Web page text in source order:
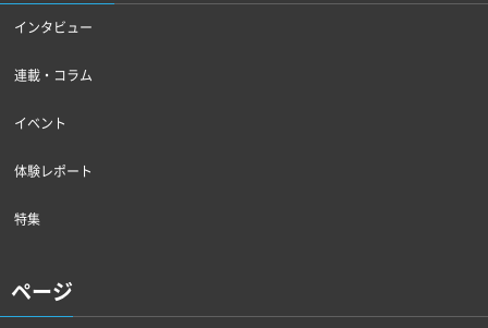
インタビュー
連載・コラム
イベント
体験レポート
特集
ページ